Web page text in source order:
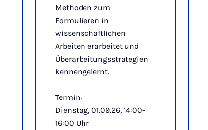
Methoden zum
Formulieren in
wissenschaftlichen
Arbeiten erarbeitet und
Überarbeitungsstrategien
kennengelernt.
Termin:
Dienstag, 01.09.26, 14:00-
16:00 Uhr